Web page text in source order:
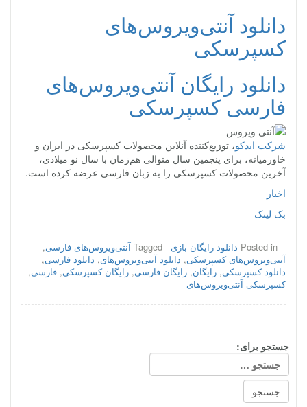
دانلود آنتی‌ویروس‌های
کسپرسکی
دانلود رایگان آنتی‌ویروس‌های
فارسی کسپرسکی
شرکت ایدکو، توزیع‌کننده آنلاین محصولات کسپرسکی در ایران و
خاورمیانه، برای پنجمین سال متوالی هم‌زمان با سال نو میلادی،
آخرین محصولات کسپرسکی را به زبان فارسی عرضه کرده است.
اخبار
بک لینک
Posted in دانلود رایگان بازی Tagged آنتی‌ویروس‌های فارسی,
آنتی‌ویروس‌های کسپرسکی, دانلود آنتی‌ویروس‌های, دانلود فارسی,
دانلود کسپرسکی, رایگان, رایگان فارسی, رایگان کسپرسکی, فارسی,
کسپرسکی آنتی‌ویروس‌های
جستجو برای: